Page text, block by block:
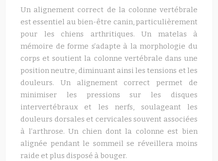
Un alignement correct de la colonne vertébrale
est essentiel au bien-être canin, particulièrement
pour les chiens arthritiques. Un matelas à
mémoire de forme s’adapte à la morphologie du
corps et soutient la colonne vertébrale dans une
position neutre, diminuant ainsi les tensions et les
douleurs. Un alignement correct permet de
minimiser les pressions sur les disques
intervertébraux et les nerfs, soulageant les
douleurs dorsales et cervicales souvent associées
à l’arthrose. Un chien dont la colonne est bien
alignée pendant le sommeil se réveillera moins
raide et plus disposé à bouger.